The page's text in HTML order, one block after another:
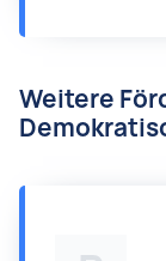
Weitere